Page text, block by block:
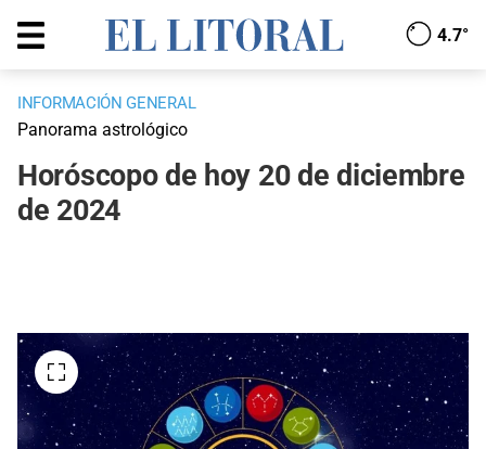
4.7°
INFORMACIÓN GENERAL
Panorama astrológico
Horóscopo de hoy 20 de diciembre
de 2024